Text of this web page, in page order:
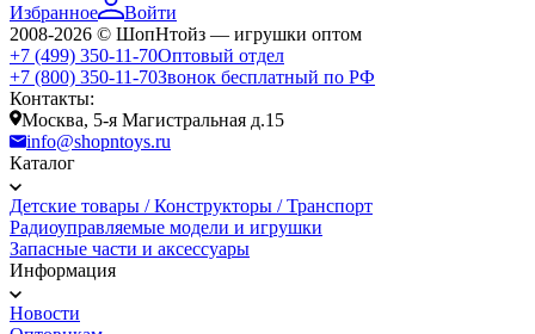
Избранное
Войти
2008-2026 © ШопНтойз — игрушки оптом
+7 (499) 350-11-70Оптовый отдел
+7 (800) 350-11-70Звонок бесплатный по РФ
Контакты:
Москва, 5-я Магистральная д.15
info@shopntoys.ru
Каталог
Детские товары / Конструкторы / Транспорт
Радиоуправляемые модели и игрушки
Запасные части и аксессуары
Информация
Новости